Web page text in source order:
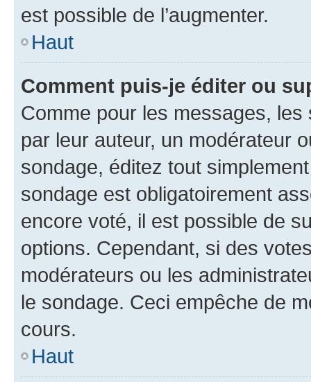
est possible de l’augmenter.
Haut
Comment puis-je éditer ou
Comme pour les messages,
par leur auteur, un modérateur
sondage, éditez tout
sondage est obligatoirement
encore voté, il est possible de
options. Cependant, si des
modérateurs ou les
le sondage. Ceci empêche de
cours.
Haut